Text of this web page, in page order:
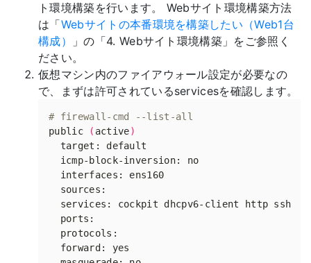
ト環境構築を行います。 Webサイト環境構築方法
は「Webサイトの本番環境を構築したい（Web1台
構成）
」の「4. Webサイト環境構築」をご参照く
ださい。
仮想マシン内のファイアウォール設定が必要なの
で、まずは許可されているservicesを確認します。
# firewall-cmd --list-all
public
( active)